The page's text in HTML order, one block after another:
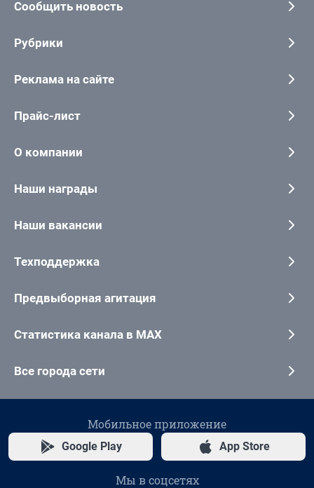
Сообщить новость
Рубрики
Реклама на сайте
Прайс-лист
О компании
Наши награды
Наши вакансии
Техподдержка
Предвыборная агитация
Статистика канала в MAX
Все города сети
Мобильное приложение
Google Play App Store
Мы в соцсетях